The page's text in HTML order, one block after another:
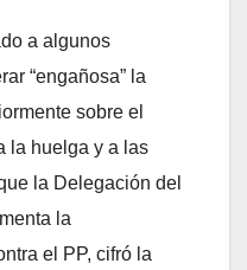
a algunos
“engañosa” la
sobre el
la huelga y a las
la Delegación del
la
el PP, cifró la